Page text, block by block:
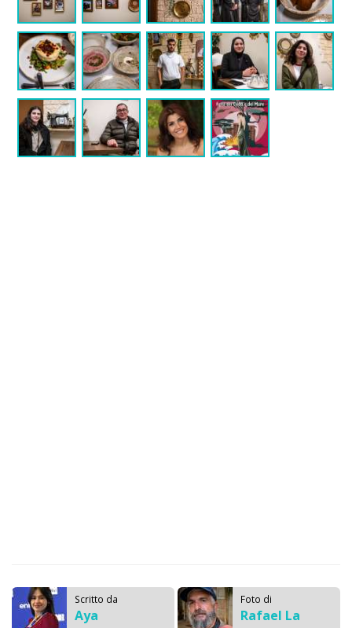
Scritto da
Aya
Foto di
Rafael La